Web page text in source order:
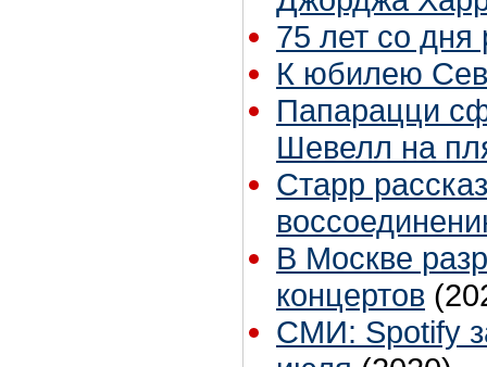
75 лет со
К юбилею
Папарацци
Шевелл на
Старр
В Москве
концертов
СМИ: Spotify